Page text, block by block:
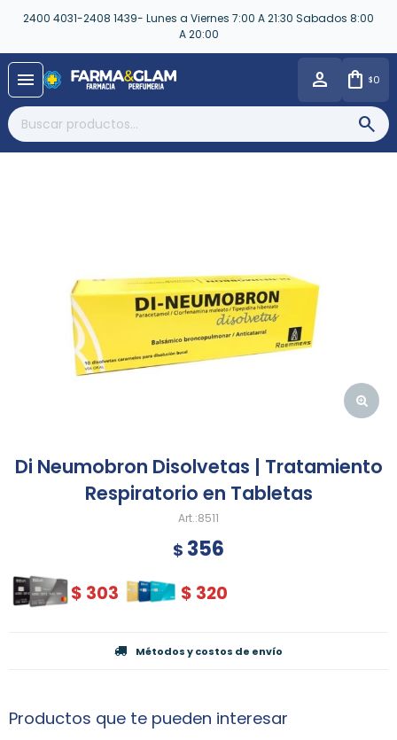
2400 4031-2408 1439- Lunes a Viernes 7:00 A 21:30 Sabados 8:00
A 20:00
menu $0
Di Neumobron Disolvetas | Tratamiento
Respiratorio en Tabletas
8511
$ 356
$ 303 $ 320
Métodos y costos de envío
Productos que te pueden interesar